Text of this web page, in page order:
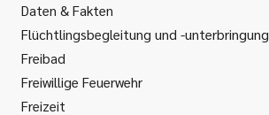
Daten & Fakten
Flüchtlingsbegleitung und -unterbringung
Freibad
Freiwillige Feuerwehr
Freizeit